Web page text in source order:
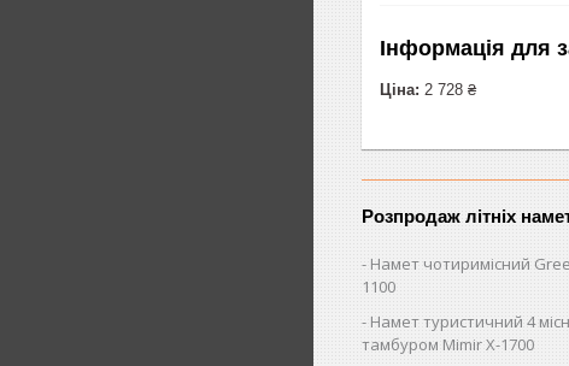
Інформація для
Ціна: 2 728 ₴
Розпродаж літніх
Намет чотиримісний
1100
Намет туристичний 4
тамбуром Mimir Х-1700